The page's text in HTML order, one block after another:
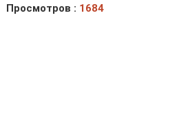
Просмотров : 1684